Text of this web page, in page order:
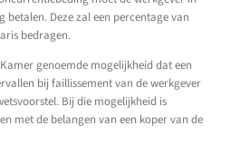
betalen. Deze zal een percentage van
bedragen.
genoemde mogelijkheid dat een
bij faillissement van de werkgever
Bij die mogelijkheid is
met de belangen van een koper van de